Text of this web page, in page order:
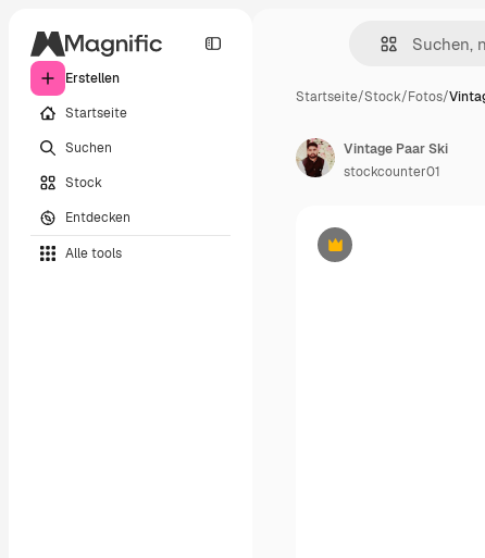
Erstellen
Startseite
Suchen
Stock
Entdecken
Alle tools
Startseite/Stock/Fotos/
Premium
Vintage Paar Ski
stockcounter01